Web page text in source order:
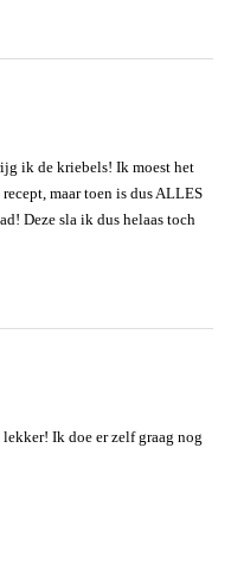
ik de kriebels! Ik moest het
maar toen is dus ALLES
Deze sla ik dus helaas toch
Ik doe er zelf graag nog